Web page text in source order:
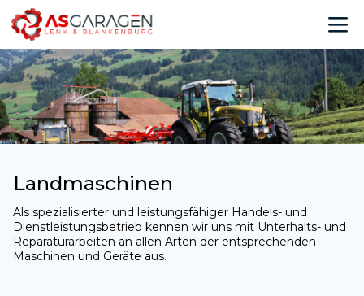
Landmaschinen
Als spezialisierter und leistungsfähiger Handels- und
Dienstleistungsbetrieb kennen wir uns mit Unterhalts- und
Reparaturarbeiten an allen Arten der entsprechenden
Maschinen und Geräte aus.